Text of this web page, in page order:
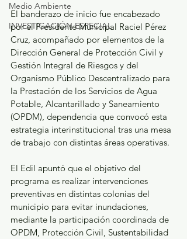
Medio Ambiente
INVESTIGACIÓN ESPECIAL
El banderazo de inicio fue encabezado
por el Presidente Municipal Raciel Pérez
Cruz, acompañado por elementos de la
Dirección General de Protección Civil y
Gestión Integral de Riesgos y del
Organismo Público Descentralizado para
la Prestación de los Servicios de Agua
Potable, Alcantarillado y Saneamiento
(OPDM), dependencia que convocó esta
estrategia interinstitucional tras una mesa
de trabajo con distintas áreas operativas.
El Edil apuntó que el objetivo del
programa es realizar intervenciones
preventivas en distintas colonias del
municipio para evitar inundaciones,
mediante la participación coordinada de
OPDM, Protección Civil, Sustentabilidad